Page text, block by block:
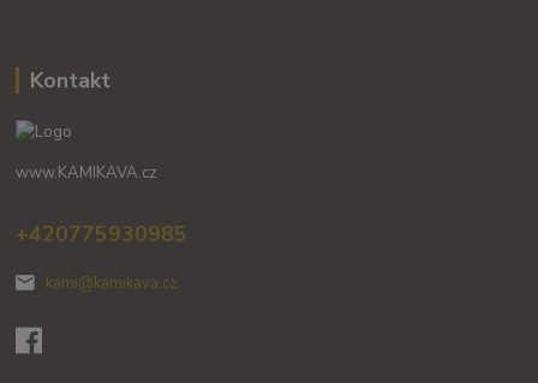
Kontakt
www.KAMIKAVA.cz
+420775930985
kami@kamikava.cz